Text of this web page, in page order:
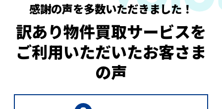
感謝の声を多数いただきました！
訳あり物件買取サービスを
ご利用いただいたお客さま
の声